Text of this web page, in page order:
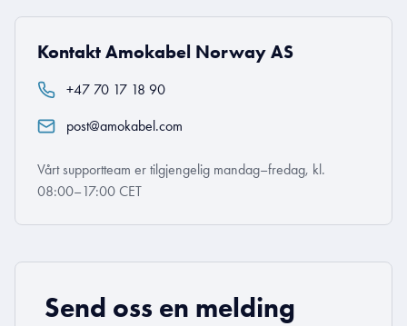
Kontakt Amokabel Norway AS
+47 70 17 18 90
post@amokabel.com
Vårt supportteam er tilgjengelig mandag–fredag, kl.
08:00–17:00 CET
Send oss en melding